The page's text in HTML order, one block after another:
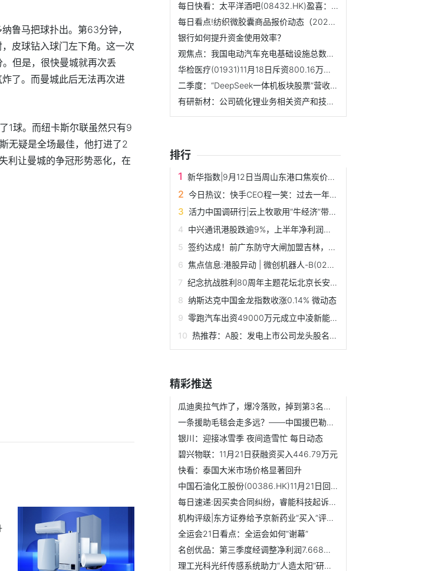
鲁马把球扑出。第63分钟，
皮球钻入球门左下角。这一次
但是，很快曼城就再次丢
了。而曼城此后无法再次进
1球。而纽卡斯尔联虽然只有9
无疑是全场最佳，他打进了2
利让曼城的争冠形势恶化，在
每日快看：太平洋酒吧(08432.HK)盈喜：预期中期转亏为盈录得...
每日看点!纺织微胶囊商品报价动态（2025-11-20）
银行如何提升资金使用效率？
观焦点：我国电动汽车充电基础设施总数达1864.5万个
华检医疗(01931)11月18日斥资800.16万港元回购131万股
二季度：“DeepSeek一体机板块股票”营收排名一览 视讯
有研新材：公司硫化锂业务相关资产和技术已经转让 每日观点
排行
新华指数|9月12日当周山东港口焦炭价格指数微幅下跌
今日热议：快手CEO程一笑：过去一年有2600万创作者在快手获得收入
活力中国调研行|云上牧歌用“牛经济”带活一串消费链
中兴通讯港股跌逾9%，上半年净利润同比减少11.77%
签约达成！前广东防守大闸加盟吉林，最佳一季场均9.4分7.8板4...
焦点信息:港股异动 | 微创机器人-B(02252)绩后涨超6% 中期...
纪念抗战胜利80周年主题花坛北京长安街沿线亮相-当前热门
纳斯达克中国金龙指数收涨0.14% 微动态
零跑汽车出资49000万元成立中凌新能源科技（浙江）有限公司，...
热推荐：A股：发电上市公司龙头股名单，主要利好哪些股票？（...
精彩推送
瓜迪奥拉气炸了，爆冷落败，掉到第3名，争冠形势恶化 观点
一条援助毛毯会走多远？——中国援巴勒斯坦物资送达难民营_滚动
银川：迎接冰雪季 夜间造雪忙 每日动态
碧兴物联：11月21日获融资买入446.79万元
快看：泰国大米市场价格显著回升
中国石油化工股份(00386.HK)11月21日回购3677.77万港元 年内...
每日速递:因买卖合同纠纷，睿能科技起诉云南泽瑞思科技有限公司
机构评级|东方证券给予京新药业“买入”评级-热讯
全运会21日看点：全运会如何“谢幕”
名创优品：第三季度经调整净利润7.668亿元 同比增长11.7%
理工光科光纤传感系统助力“人造太阳”研究|每日快讯